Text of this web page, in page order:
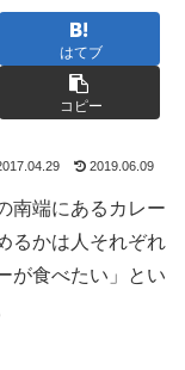
はてブ
コピー
2019.06.09
南端にあるカレー
るかは人それぞれ
が食べたい」とい